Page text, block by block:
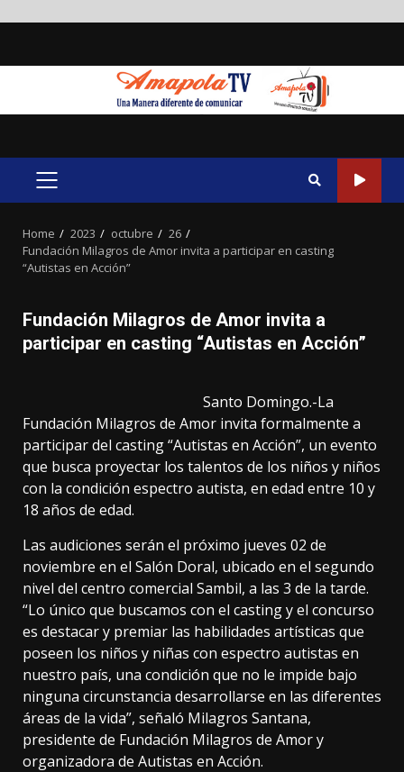
PRIMARY
Home 2023 octubre
26
Fundación Milagros de Amor invita a participar en casting
“Autistas en Acción”
Fundación Milagros de Amor invita a
participar en casting “Autistas en Acción”
Santo Domingo.-La
Fundación Milagros de Amor invita formalmente a
participar del casting “Autistas en Acción”, un evento
que busca proyectar los talentos de los niños y niños
con la condición espectro autista, en edad entre 10 y
18 años de edad.
Las audiciones serán el próximo jueves 02 de
noviembre en el Salón Doral, ubicado en el segundo
nivel del centro comercial Sambil, a las 3 de la tarde.
“Lo único que buscamos con el casting y el concurso
es destacar y premiar las habilidades artísticas que
poseen los niños y niñas con espectro autistas en
nuestro país, una condición que no le impide bajo
ninguna circunstancia desarrollarse en las diferentes
áreas de la vida”, señaló Milagros Santana,
presidente de Fundación Milagros de Amor y
organizadora de Autistas en Acción.